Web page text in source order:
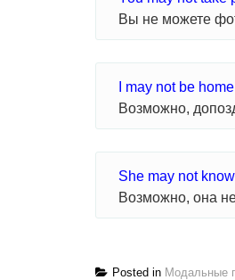
Вы не можете
I may not be
Возможно,
She may not
Возможно, она
Posted in Модальные